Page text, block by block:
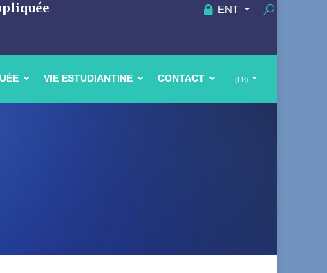
ENT
(FR)
VIE ESTUDIANTINE CONTACT